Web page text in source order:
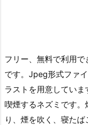
フリー、無料で利用
です。Jpeg形式ファ
ラストを用意していま
喫煙するネズミです
り、煙を吹く、寝たば